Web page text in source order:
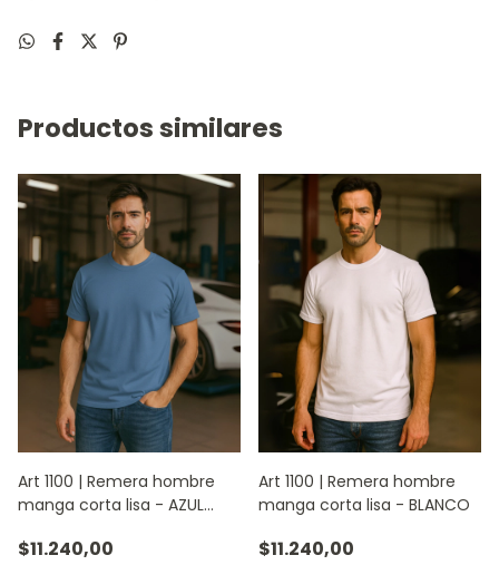
Productos similares
Art 1100 | Remera hombre
manga corta lisa - AZUL
$11.240,00
Art 1100 | Remera hombre
manga corta lisa - BLANCO
$11.240,00